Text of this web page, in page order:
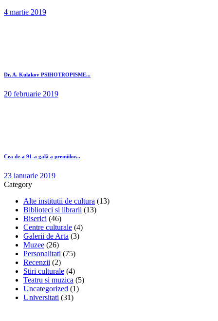
4 martie 2019
Dr. A. Kulakov PSIHOTROPISME...
20 februarie 2019
Cea de-a 91-a gală a premiilor...
23 ianuarie 2019
Category
Alte institutii de cultura (13)
Biblioteci si librarii (13)
Biserici (46)
Centre culturale (4)
Galerii de Arta (3)
Muzee (26)
Personalitati (75)
Recenzii (2)
Stiri culturale (4)
Teatru si muzica (5)
Uncategorized (1)
Universitati (31)